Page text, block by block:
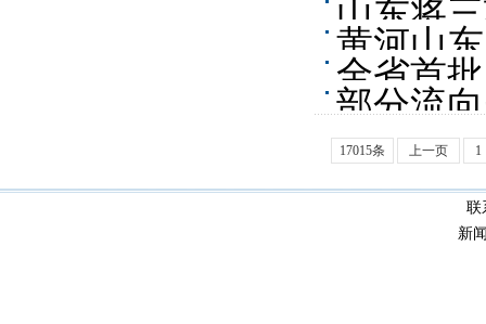
较大
山东将
黄河山
全省首
7个项目
部分流
17015条 上一页 1
联
新